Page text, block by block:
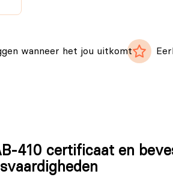
wanneer het jou uitkomt
410 certificaat en